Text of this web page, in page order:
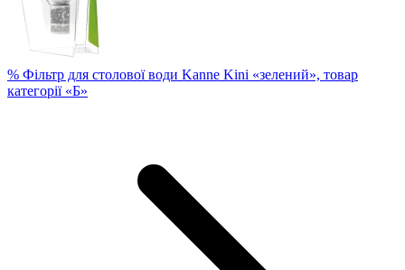
% Фільтр для столової води Kanne Kini «зелений», товар
категорії «Б»